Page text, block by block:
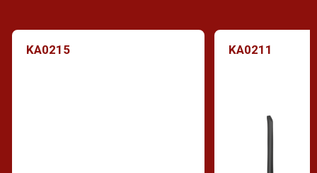
KA0215 KA0211